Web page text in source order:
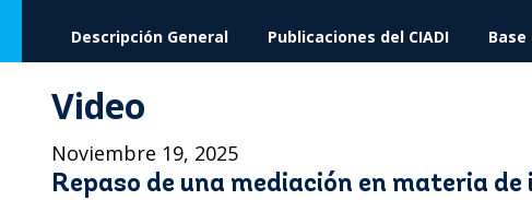
Descripción General Publicaciones del CIADI
Video
Noviembre 19, 2025
Repaso de una mediación en materia